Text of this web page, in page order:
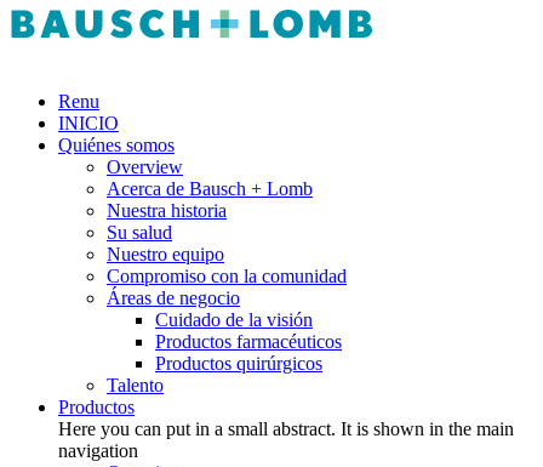
Renu
INICIO
Quiénes somos
Overview
Acerca de Bausch + Lomb
Nuestra historia
Su salud
Nuestro equipo
Compromiso con la comunidad
Áreas de negocio
Cuidado de la visión
Productos farmacéuticos
Productos quirúrgicos
Talento
Productos
Here you can put in a small abstract. It is shown in the main
navigation